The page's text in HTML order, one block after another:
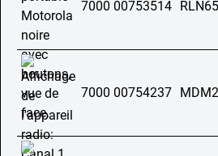
7000 00753514
7000 00754237